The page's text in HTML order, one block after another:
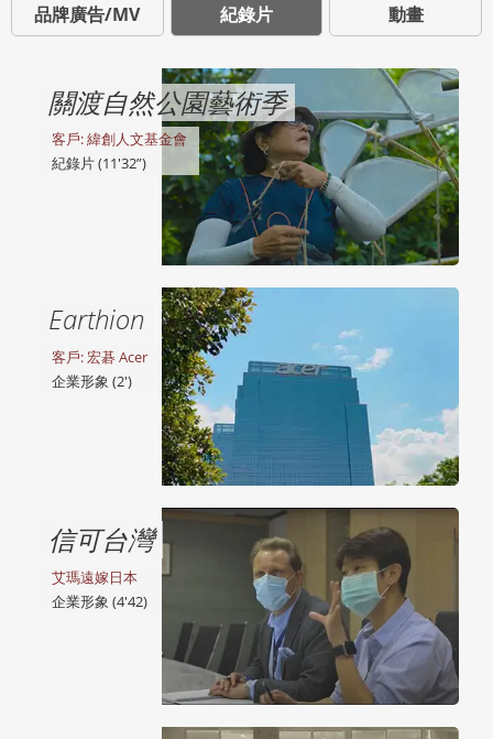
品牌廣告/MV 紀錄片 動畫
關渡自然公園藝術季
客戶: 緯創人文基金會
紀錄片 (11'32”)
Earthion
客戶: 宏碁 Acer
企業形象 (2')
信可台灣
艾瑪遠嫁日本
企業形象 (4'42)